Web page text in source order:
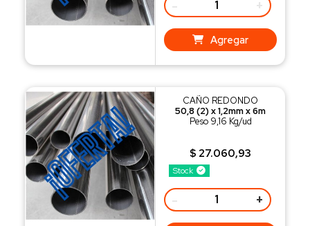
- +
Agregar
Stock
CAÑO REDONDO
50,8 (2) x 1,2mm x 6m
Peso 9,16 Kg/ud
$ 27.060,93
- +